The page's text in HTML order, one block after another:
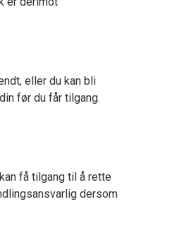
eller du kan bli
før du får tilgang.
få tilgang til å rette
dersom